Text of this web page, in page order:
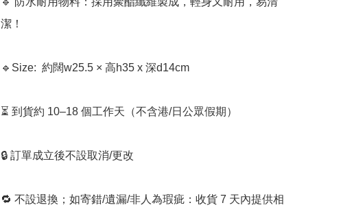
潔！
🔹Size:  約闊w25.5 × 高h35 x 深d14cm
⏳ 到貨約 10–18 個工作天（不含港/日公眾假期）
🔒 訂單成立後不設取消/更改
🔁 不設退換；如寄錯/遺漏/非人為瑕疵：收貨 7 天內提供相